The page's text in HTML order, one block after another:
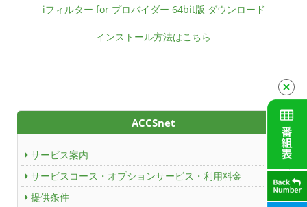
iフィルター for プロバイダー 64bit版 ダウンロード
インストール方法はこちら
ACCSnet
サービス案内
サービスコース・オプションサービス・利用料金
提供条件
ACCSTV,ACCSnet&Cable-plus Phone Set
Service
ACCS Cable Connection